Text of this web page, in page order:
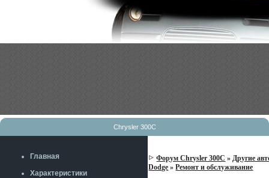
Chrysler 300C
Главная
Характеристики
Форум Chrysler 300C »Другие
Dodge »Ремонт и обслуживание